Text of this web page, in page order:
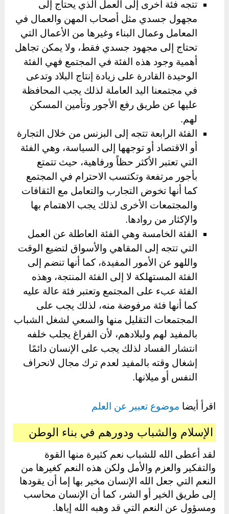
تتجه فئة أخرى إلى العمل الذي يحتاج إلى
مجهول جسدي مثل أصحاب المهن والعمال في
المعامل وعمال البناء وغيرها من الأعمال التي
تحتاج إلى مجهود جسدي فقط، ولا يمكن تجاهل
أهمية وجود هذه الفئة في المجتمع فهي الفئة
الوحيدة القادرة على زيادة إنتاج البلاد وتدعى
في مجتمعنا اليد العاملة لذلك يجب المحافظة
عليها عن طريق رفع الأجور وتأمين المسكن
لهم.
الفئة الرابعة تتجه إلى البزنس من خلال التجارة
أو الاقتصاد أو توجهها إلى السياسة، وهي الفئة
التي تعتبر الأكثر حظاً ورفاهية، حيث تتمتع
بأجور مرتفعة وتكتسب الاحترام في المجتمع
كما أنها تخوض التجارب والتعامل مع الثقافات
والمجتمعات الأخرى لذلك يجب الاهتمام بها
والإكثار من روادها.
الفئة الخامسة وهي الفئة العاطلة عن العمل
التي تتجه إلى المقاهي والأسواق لتضيع الوقت
واللهو عن الأمور المفيدة، كما أنها تنضم إلى
الفئة المستهلكة لا إلى الفئة المنتجة، وهذه
الفئة عبء على المجتمع وتعتبر فئة عالة عليه
كما أنها فئة مرفوضة منه، لذلك يجب على
المجتمعات التقليل منها والسعي لشغل الشباب
بالمفيد لهم ولبلادهم، لأن الفراغ يجلب خلفه
انتشار الفساد لذلك يجب على الإنسان دائمًا
إشغال وقته بالمفيد لعدم ترك مجال لانحراف
النفس أو ميلانها.
اقرأ أيضا موضوع تعبير عن العلم
الإسلام والشباب ودورهم في بناء الوطن
لقد أعطى الله للشباب نعم كثيرة منها القوة
والتفكير والعزم والأمل ولكن هذه النعم كغيرها من
النعم التي جعل الله الإنسان مخير بها إما أن يقودها
إلى طريق الخير أو الشر، كما أن الإنسان محاسب
ومسؤول عن النعم التي قد وهبه الله إياها.